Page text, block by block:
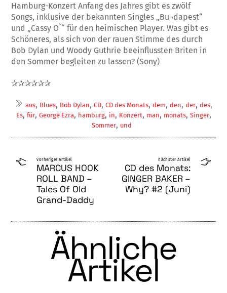
Hamburg-Konzert Anfang des Jahres gibt es zwölf
Songs, inklusive der bekannten Singles „Bu¬dapest“
und „Cassy O`“ für den heimischen Player. Was gibt es
Schöneres, als sich von der rauen Stimme des durch
Bob Dylan und Woody Guthrie beeinflussten Briten in
den Sommer begleiten zu lassen? (Sony)
✰✰✰✰✰✰
aus, Blues, Bob Dylan, CD, CD des Monats, dem, den, der, des,
Es, für, George Ezra, hamburg, in, Konzert, man, monats, Singer,
Sommer, und
vorheriger Artikel
MARCUS HOOK
ROLL BAND –
Tales Of Old
Grand-Daddy
nächster Artikel
CD des Monats:
GINGER BAKER –
Why? #2 (Juni)
Ähnliche
Artikel